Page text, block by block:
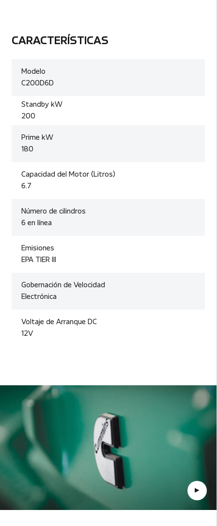
CARACTERÍSTICAS
Modelo
C200D6D
Standby kW
200
Prime kW
180
Capacidad del Motor (Litros)
6.7
Número de cilindros
6 en línea
Emisiones
EPA TIER III
Gobernación de Velocidad
Electrónica
Voltaje de Arranque DC
12V